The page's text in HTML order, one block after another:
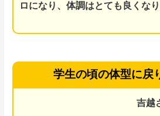
ロになり、体調はとても良くなり
学生の頃の体型に戻
吉越